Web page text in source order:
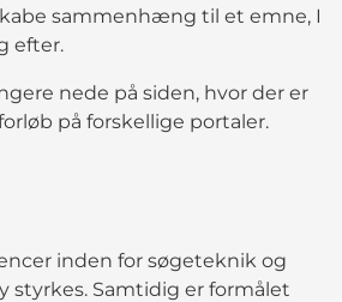
sammenhæng til et emne, I
efter.
nede på siden, hvor der er
på forskellige portaler.
inden for søgeteknik og
styrkes. Samtidig er formålet